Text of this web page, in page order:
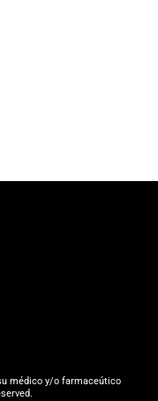
médico y/o farmaceútico